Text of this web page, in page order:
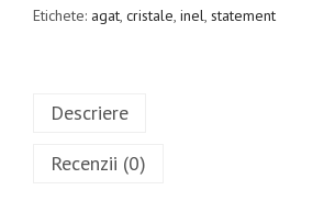
Etichete: agat, cristale, inel, statement
Descriere
Recenzii (0)